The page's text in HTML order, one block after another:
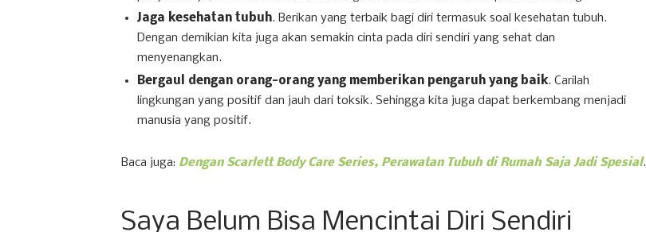
Jaga kesehatan tubuh. Berikan yang terbaik bagi diri termasuk soal kesehatan tubuh.
Dengan demikian kita juga akan semakin cinta pada diri sendiri yang sehat dan
menyenangkan.
Bergaul dengan orang-orang yang memberikan pengaruh yang baik. Carilah
lingkungan yang positif dan jauh dari toksik. Sehingga kita juga dapat berkembang menjadi
manusia yang positif.
Baca juga: Dengan Scarlett Body Care Series, Perawatan Tubuh di Rumah Saja Jadi Spesial.
Saya Belum Bisa Mencintai Diri Sendiri